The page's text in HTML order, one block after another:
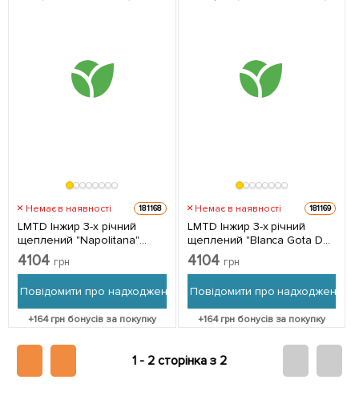
Немає в наявності 181168
LMTD Інжир 3-х річний
щеплений "Napolitana"
(висота 100-120см) з
Нідерландів 1 саджанець в
4104 грн
Повідомити про надходження
+164грн бонусів за покупку
Немає в наявності 181169
LMTD Інжир 3-х річний
щеплений "Blanca Gota De
Miel" (висота 100-120см) з
Нідерландів 1 саджанець в
4104 грн
Повідомити про надходження
+164грн бонусів за покупку
1 - 2 сторінка з 2